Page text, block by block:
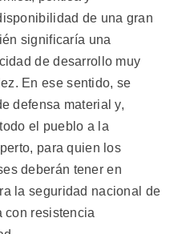
de una gran
significaría una
de desarrollo muy
En ese sentido, se
defensa material y,
el pueblo a la
para quien los
deberán tener en
la seguridad nacional de
con resistencia